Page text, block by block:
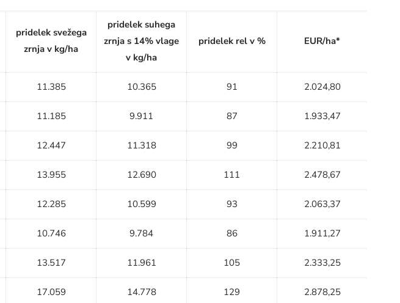
pridelek svežega
zrnja v kg/ha
pridelek suhega
zrnja s 14% vlage
v kg/ha
pridelek rel v % EUR/ha*
11.385 10.365 91 2.024,80
11.185 9.911 87 1.933,47
12.447 11.318 99 2.210,81
13.955 12.690 111 2.478,67
12.285 10.599 93 2.063,37
10.746 9.784 86 1.911,27
13.517 11.961 105 2.333,25
17.059 14.778 129 2.878,25